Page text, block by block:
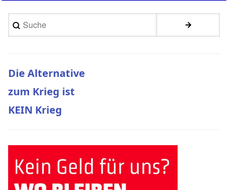
Suche
Die Alternative
zum Krieg ist
KEIN Krieg